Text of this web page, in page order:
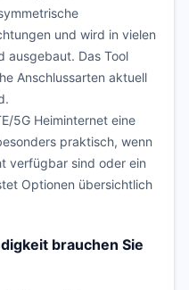
und wird in vielen
ausgebaut. Das Tool
Anschlussarten aktuell
5G Heiminternet eine
praktisch, wenn
verfügbar sind oder ein
Optionen übersichtlich
brauchen Sie